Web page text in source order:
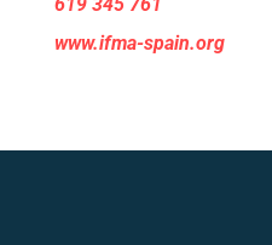
www.ifma-spain.org